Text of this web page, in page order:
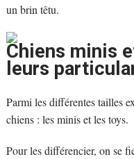
un brin têtu.
Chiens minis
leurs
Parmi les différentes tailles
chiens : les minis et les toys.
Pour les différencier, on se